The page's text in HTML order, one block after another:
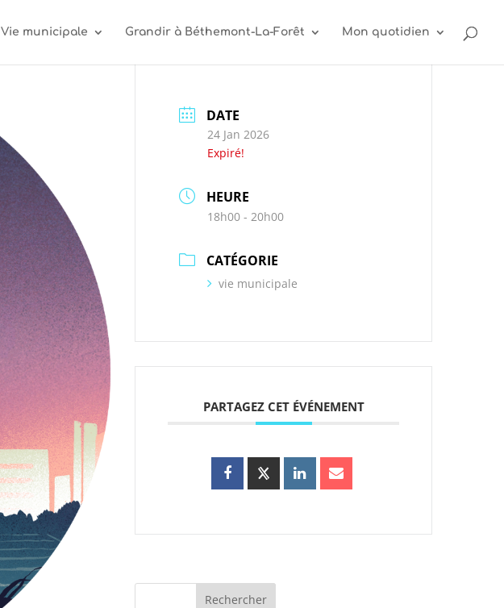
Vie municipale Grandir à Béthemont-La-Forêt Mon quotidien
DATE
24 Jan 2026
Expiré!
HEURE
18h00 - 20h00
CATÉGORIE
vie municipale
PARTAGEZ CET ÉVÉNEMENT
Rechercher